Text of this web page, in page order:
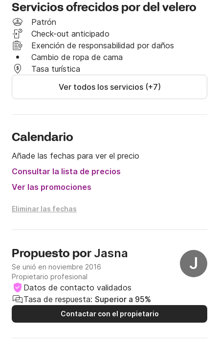
Servicios ofrecidos por del velero
Patrón
Check-out anticipado
Exención de responsabilidad por daños
Cambio de ropa de cama
Tasa turística
Ver todos los servicios (+7)
Calendario
Añade las fechas para ver el precio
Consultar la lista de precios
Ver las promociones
Eliminar las fechas
J
Propuesto por Jasna
Se unió en noviembre 2016
Propietario profesional
Datos de contacto validados
Tasa de respuesta: Superior a 95%
Contactar con el propietario